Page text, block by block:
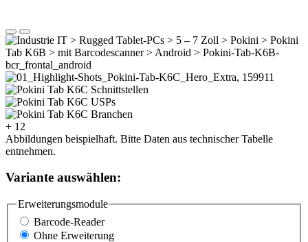
+ 12
Abbildungen beispielhaft. Bitte Daten aus technischer Tabelle
entnehmen.
Variante auswählen:
Erweiterungsmodule
Barcode-Reader
Ohne Erweiterung